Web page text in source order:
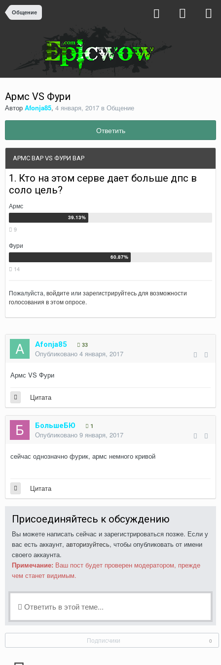
Общение
Армс VS Фури
Автор Afonja85, 4 января, 2017 в Общение
Ответить
АРМС ВАР VS ФУРИ ВАР
1. Кто на этом серве дает больше дпс в
соло цель?
Армс
9
Фури
14
Пожалуйста, войдите или зарегистрируйтесь для возможности
голосования в этом опросе.
Afonja85 33
Опубликовано 4 января, 2017
Армс VS Фури
Цитата
БольшеБЮ 1
Опубликовано 9 января, 2017
сейчас однозначно фурик, армс немного кривой
Цитата
Присоединяйтесь к обсуждению
Вы можете написать сейчас и зарегистрироваться позже. Если у
вас есть аккаунт, авторизуйтесь, чтобы опубликовать от имени
своего аккаунта.
Примечание: Ваш пост будет проверен модератором, прежде
чем станет видимым.
Ответить в этой теме...
Подписчики 0